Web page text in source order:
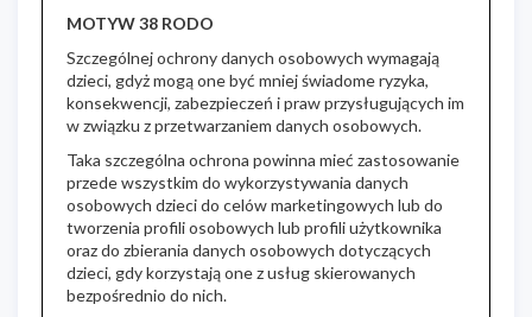
MOTYW 38 RODO
Szczególnej ochrony danych osobowych wymagają
dzieci, gdyż mogą one być mniej świadome ryzyka,
konsekwencji, zabezpieczeń i praw przysługujących im
w związku z przetwarzaniem danych osobowych.
Taka szczególna ochrona powinna mieć zastosowanie
przede wszystkim do wykorzystywania danych
osobowych dzieci do celów marketingowych lub do
tworzenia profili osobowych lub profili użytkownika
oraz do zbierania danych osobowych dotyczących
dzieci, gdy korzystają one z usług skierowanych
bezpośrednio do nich.